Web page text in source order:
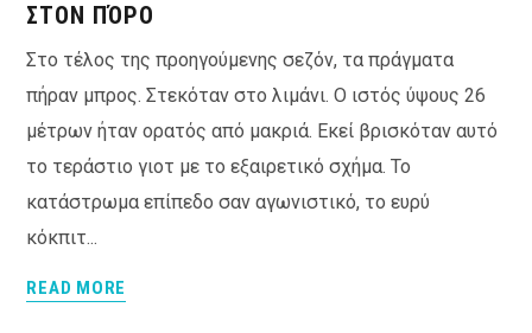
ΣΤΟΝ ΠΌΡΟ
Στο τέλος της προηγούμενης σεζόν, τα πράγματα
πήραν μπρος. Στεκόταν στο λιμάνι. Ο ιστός ύψους 26
μέτρων ήταν ορατός από μακριά. Εκεί βρισκόταν αυτό
το τεράστιο γιοτ με το εξαιρετικό σχήμα. Το
κατάστρωμα επίπεδο σαν αγωνιστικό, το ευρύ
κόκπιτ...
READ MORE